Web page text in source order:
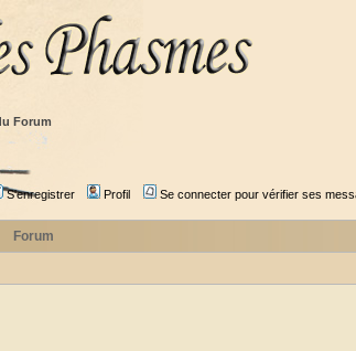
Forum
S'enregistrer Profil Se connecter pour vérifier ses
Forum